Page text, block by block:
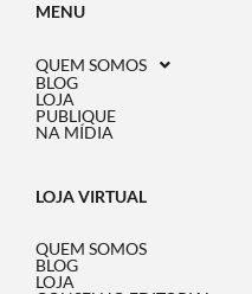
MENU
QUEM SOMOS
BLOG
LOJA
PUBLIQUE
NA MÍDIA
LOJA VIRTUAL
QUEM SOMOS
BLOG
LOJA